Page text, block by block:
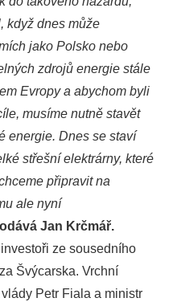
když dnes může
jako Polsko nebo
zdrojů energie stále
Evropy a abychom byli
musíme nutně stavět
energie. Dnes se staví
střešní elektrárny, které
připravit na
ale nyní
Jan Krčmář.
ze sousedního
Švýcarska. Vrchní
Petr Fiala a ministr